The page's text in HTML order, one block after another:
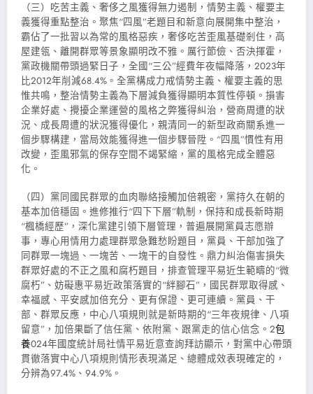
（三）吃苦主義、奢侈之風獲得無力遏制，情勢主義、權要主
義獲得重點整治。聚焦“四風”老題目和新意向展開集中整治，
霸佔了一批習以為常的風格惡疾，奢侈吃苦歪風基礎剎住，高
屋建瓴、離開群眾等景象顯明改不雅。厲行節儉、否決揮霍，
黨政機關帶頭過緊日子，全國“三公”經費年夜幅降落，2023年
比2012年削減68.4%。全黨構成力戒情勢主義、權要主義的思
惟共鳴，整治情勢主義為下層減負獲得顯明本質性停頓。損害
企業好處、攪擾企業運營的風格之弊獲得糾治，營商周遭的狀
況、成長周遭的狀況獲得優化，親清同一的新型政商關系進一
個步驟構建，當局效能獲得進一個步驟晉陞。“四風”慣性有用
改變，歪風邪氣的保存空間不竭緊縮，黨的風格完成全體惡
化。
（四）黨同國民群眾的血肉聯絡接觸加倍親密，黨持久在朝的
基本加倍穩固。進修推行“四下下層”軌制，保持和成長新時期
“楓橋經歷”，深化黨建引領下層管理，普遍展開黨員志愿辦
事，專心用情用力處理群眾急難愁盼題目，黨員、干部加強了
同群眾一塊過、一塊苦、一塊干的自發性。鼎力糾治傷害損失
群眾好處的不正之風和腐朽題目，排查管理平易近生範疇的“微
腐朽”、妨礙惠平易近政策落實的“絆腳石”，國民群眾取得感、
幸福感、平安感加倍充分、更有保證、更可連續。黨員、干
部、群眾反應，中心八項規則就是新時期的“三年夜規律、八項
留意”，加倍果斷了信任黨、依附黨、跟黨走的信心信念。2包
養024年國度統計局社情平易近意查詢拜訪顯示，對黨中心帶頭
貫徹落實中心八項規則情形表現滿足、總體成效表現確定的，
分辨為97.4%、94.9%。